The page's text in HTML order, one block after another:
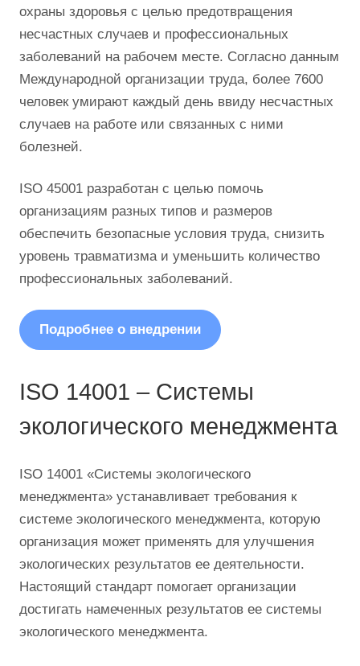
охраны здоровья с целью предотвращения
несчастных случаев и профессиональных
заболеваний на рабочем месте. Согласно данным
Международной организации труда, более 7600
человек умирают каждый день ввиду несчастных
случаев на работе или связанных с ними
болезней.
ISO 45001 разработан с целью помочь
организациям разных типов и размеров
обеспечить безопасные условия труда, снизить
уровень травматизма и уменьшить количество
профессиональных заболеваний.
Подробнее о внедрении
ISO 14001 – Системы
экологического менеджмента
ISO 14001 «Системы экологического
менеджмента» устанавливает требования к
системе экологического менеджмента, которую
организация может применять для улучшения
экологических результатов ее деятельности.
Настоящий стандарт помогает организации
достигать намеченных результатов ее системы
экологического менеджмента.